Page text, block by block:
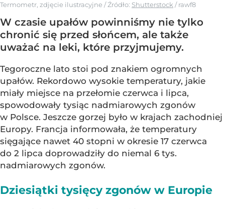
Termometr, zdjęcie ilustracyjne / Źródło: Shutterstock/rawf8
W czasie upałów powinniśmy nie tylko
chronić się przed słońcem, ale także
uważać na leki, które przyjmujemy.
Tegoroczne lato stoi pod znakiem ogromnych
upałów. Rekordowo wysokie temperatury, jakie
miały miejsce na przełomie czerwca i lipca,
spowodowały tysiąc nadmiarowych zgonów
w Polsce. Jeszcze gorzej było w krajach zachodniej
Europy. Francja informowała, że temperatury
sięgające nawet 40 stopni w okresie 17 czerwca
do 2 lipca doprowadziły do niemal 6 tys.
nadmiarowych zgonów.
Dziesiątki tysięcy zgonów w Europie